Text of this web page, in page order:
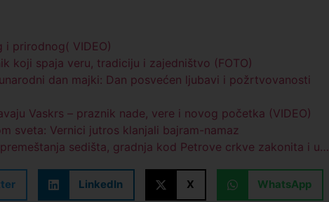
i prirodnog( VIDEO)
koji spaja veru, tradiciju i zajedništvo (FOTO)
dan majki: Dan posvećen ljubavi i požrtvovanosti
Vaskrs – praznik nade, vere i novog početka (VIDEO)
sveta: Vernici jutros klanjali bajram-namaz
sedišta, gradnja kod Petrove crkve zakonita i u…
LinkedIn X WhatsApp